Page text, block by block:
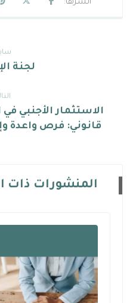
لجنة
الاستثمار الأجنبي
قانوني: فرص واعدة
المنشورات ذات